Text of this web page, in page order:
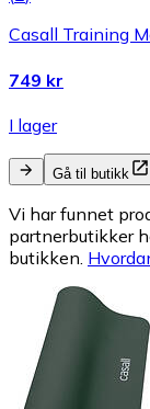
Casall Training
749 kr
I lager
Gå til butikk
Vi har funnet
partnerbutikker
butikken.